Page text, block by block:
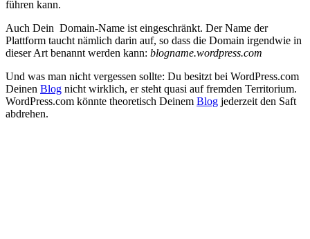
führen kann.
Auch Dein Domain-Name ist eingeschränkt. Der Name der
Plattform taucht nämlich darin auf, so dass die Domain irgendwie in
dieser Art benannt werden kann: blogname.wordpress.com
Und was man nicht vergessen sollte: Du besitzt bei WordPress.com
Deinen Blog nicht wirklich, er steht quasi auf fremden Territorium.
WordPress.com könnte theoretisch Deinem Blog jederzeit den Saft
abdrehen.